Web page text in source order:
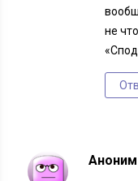
не
Аноним